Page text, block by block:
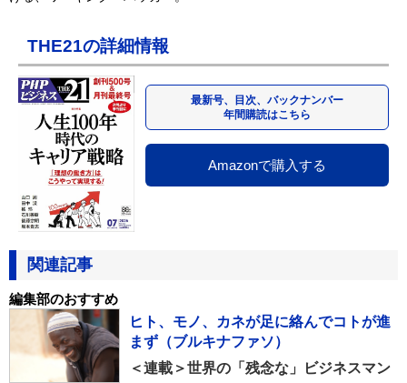
THE21の詳細情報
最新号、目次、バックナンバー
年間購読はこちら
Amazonで購入する
関連記事
編集部のおすすめ
ヒト、モノ、カネが足に絡んでコトが進
まず（ブルキナファソ）
＜連載＞世界の「残念な」ビジネスマン